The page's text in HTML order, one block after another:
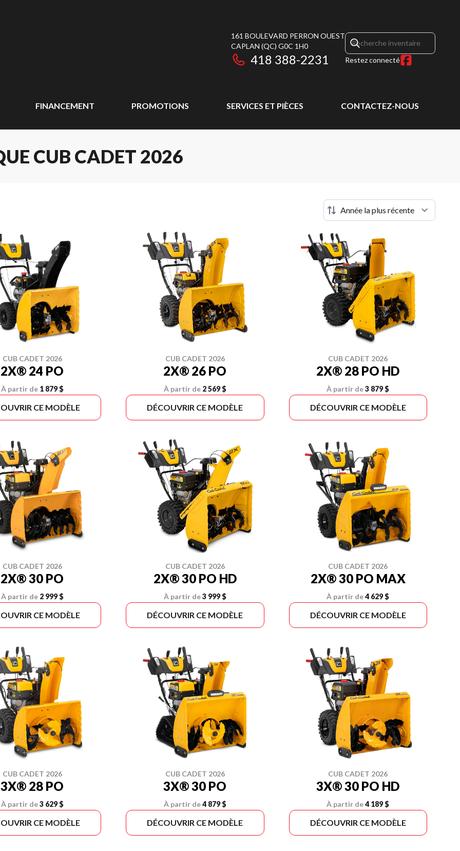
161 BOULEVARD PERRON OUEST
CAPLAN (QC) G0C 1H0
418 388-2231 Restez connecté
FINANCEMENT PROMOTIONS SERVICES ET PIÈCES CONTACTEZ-NOUS
CUB CADET 2026
CUB CADET 2026
2X® 24 PO
À partir de 1 879 $
CE MODÈLE
CUB CADET 2026
2X® 26 PO
À partir de 2 569 $
DÉCOUVRIR CE MODÈLE
CUB CADET 2026
2X® 28 PO HD
À partir de3 879 $
DÉCOUVRIR CE MODÈLE
CUB CADET 2026
2X® 30 PO
À partir de 2 999 $
CE MODÈLE
CUB CADET 2026
2X® 30 PO HD
À partir de3 999 $
DÉCOUVRIR CE MODÈLE
CUB CADET 2026
2X® 30 PO MAX
À partir de4 629 $
DÉCOUVRIR CE MODÈLE
CUB CADET 2026
3X® 28 PO
À partir de3 629 $
CE MODÈLE
CUB CADET 2026
3X® 30 PO
À partir de4 879 $
DÉCOUVRIR CE MODÈLE
CUB CADET 2026
3X® 30 PO HD
À partir de4 189 $
DÉCOUVRIR CE MODÈLE